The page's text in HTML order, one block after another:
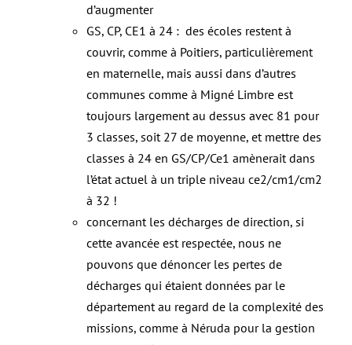
d’augmenter
GS, CP, CE1 à 24 : des écoles restent à
couvrir, comme à Poitiers, particulièrement
en maternelle, mais aussi dans d’autres
communes comme à Migné Limbre est
toujours largement au dessus avec 81 pour
3 classes, soit 27 de moyenne, et mettre des
classes à 24 en GS/CP/Ce1 amènerait dans
l’état actuel à un triple niveau ce2/cm1/cm2
à 32 !
concernant les décharges de direction, si
cette avancée est respectée, nous ne
pouvons que dénoncer les pertes de
décharges qui étaient données par le
département au regard de la complexité des
missions, comme à Néruda pour la gestion